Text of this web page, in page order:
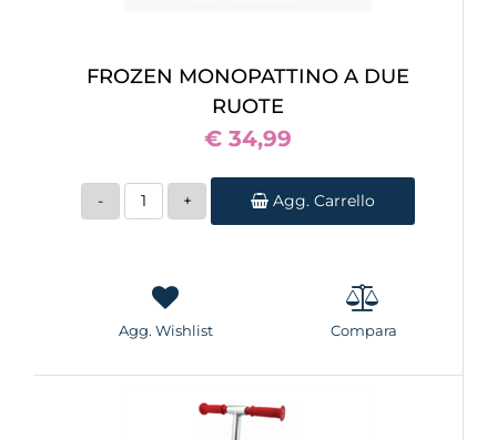
FROZEN MONOPATTINO A DUE
RUOTE
€ 34,99
Quantità
Agg. Carrello
Agg. Wishlist Compara